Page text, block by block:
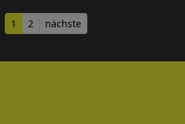
1 2 nächste